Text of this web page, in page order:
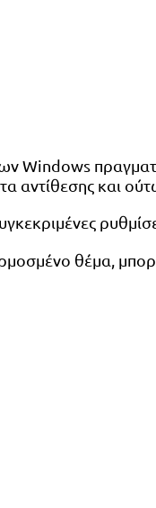
Windows
αντίθεσης και
θέμα,